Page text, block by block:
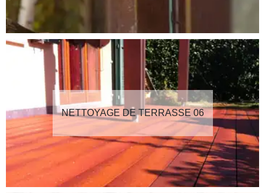
NETTOYAGE DE TERRASSE 06